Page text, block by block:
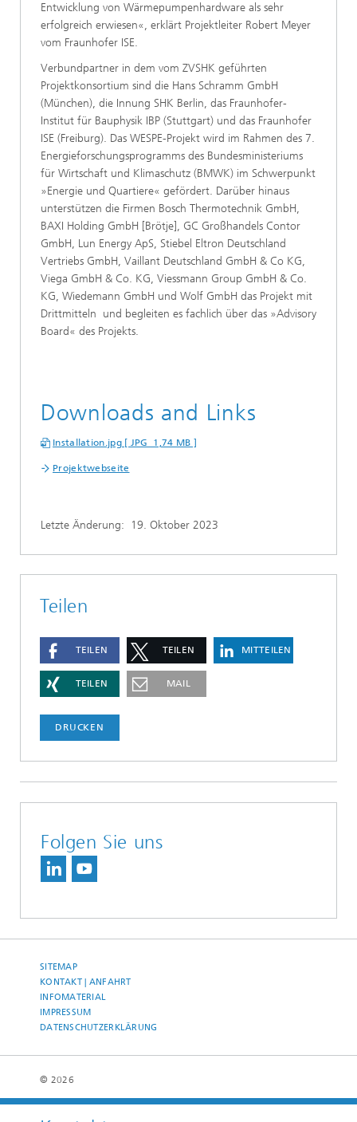
Entwicklung von Wärmepumpenhardware als sehr
erfolgreich erwiesen«, erklärt Projektleiter Robert Meyer
vom Fraunhofer ISE.
Verbundpartner in dem vom ZVSHK geführten
Projektkonsortium sind die Hans Schramm GmbH
(München), die Innung SHK Berlin, das Fraunhofer-
Institut für Bauphysik IBP (Stuttgart) und das Fraunhofer
ISE (Freiburg). Das WESPE-Projekt wird im Rahmen des 7.
Energieforschungsprogramms des Bundesministeriums
für Wirtschaft und Klimaschutz (BMWK) im Schwerpunkt
»Energie und Quartiere« gefördert. Darüber hinaus
unterstützen die Firmen Bosch Thermotechnik GmbH,
BAXI Holding GmbH [Brötje], GC Großhandels Contor
GmbH, Lun Energy ApS, Stiebel Eltron Deutschland
Vertriebs GmbH, Vaillant Deutschland GmbH & Co KG,
Viega GmbH & Co. KG, Viessmann Group GmbH & Co.
KG, Wiedemann GmbH und Wolf GmbH das Projekt mit
Drittmitteln und begleiten es fachlich über das »Advisory
Board« des Projekts.
Downloads and Links
Installation.jpg [ JPG 1,74 MB ]
Projektwebseite
Letzte Änderung: 19. Oktober 2023
Teilen
TEILEN TEILEN MITTEILEN
TEILEN MAIL
DRUCKEN
Folgen Sie uns
SITEMAP
KONTAKT | ANFAHRT
INFOMATERIAL
IMPRESSUM
DATENSCHUTZERKLÄRUNG
© 2026